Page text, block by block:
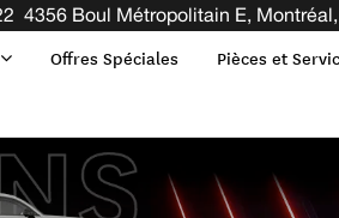
LA FIN DE VOTRE BAIL !
4356 Boul Métropolitain E,
Offres Spéciales Pièces et